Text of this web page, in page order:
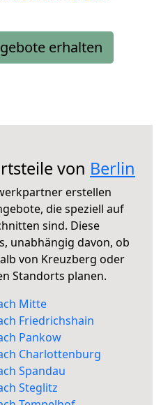
erhalten
von Berlin
erstellen
die speziell auf
sind. Diese
unabhängig davon, ob
von Kreuzberg oder
Standorts planen.
Mitte
Friedrichshain
Pankow
Charlottenburg
Spandau
Steglitz